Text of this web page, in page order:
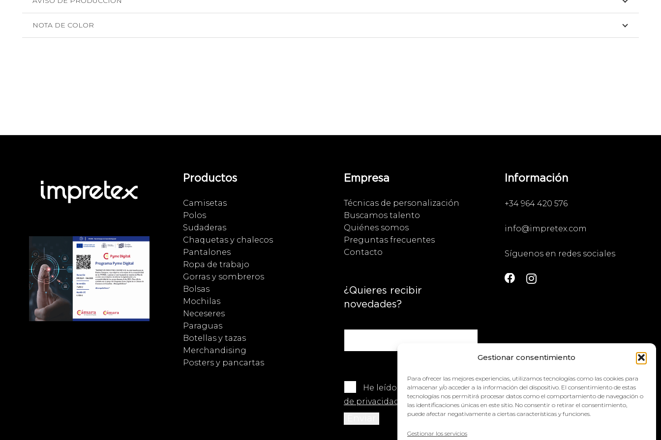
Gestionar consentimiento
Para ofrecer las mejores experiencias, utilizamos tecnologías como las cookies para
almacenar y/o acceder a la información del dispositivo. El consentimiento de estas
tecnologías nos permitirá procesar datos como el comportamiento de navegación o
las identificaciones únicas en este sitio. No consentir o retirar el consentimiento,
puede afectar negativamente a ciertas características y funciones.
Gestionar los servicios
NOTA DE COLOR
Productos
Camisetas
Polos
Sudaderas
Chaquetas y chalecos
Pantalones
Ropa de trabajo
Gorras y sombreros
Bolsas
Mochilas
Neceseres
Paraguas
Botellas y tazas
Merchandising
Posters y pancartas
Empresa
Técnicas de personalización
Buscamos talento
Quiénes somos
Preguntas frecuentes
Contacto
¿Quieres recibir
novedades?
He leído y acepto lapolítica
de privacidad
Información
+34 964 420 576
info@impretex.com
Síguenos en redes sociales